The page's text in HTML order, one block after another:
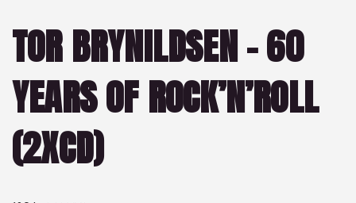
TOR BRYNILDSEN – 60
YEARS OF ROCK’N’ROLL
(2XCD)